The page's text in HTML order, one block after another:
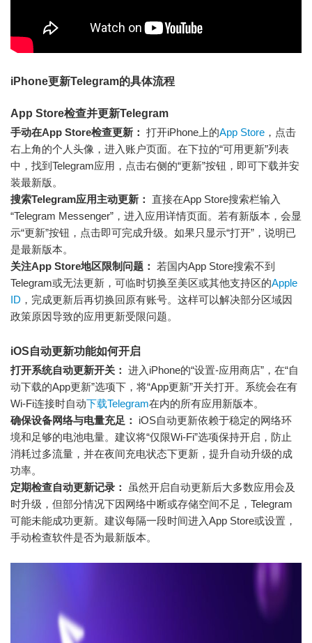
iPhone更新Telegram的具体流程
App Store检查并更新Telegram
手动在App Store检查更新： 打开iPhone上的App Store ，点击
右上角的个人头像，进入账户页面。在下拉的“可用更新”列表
中，找到Telegram应用，点击右侧的“更新”按钮，即可下载并安
装最新版。
搜索Telegram应用主动更新： 直接在App Store搜索栏输入
“Telegram Messenger”，进入应用详情页面。若有新版本，会显
示“更新”按钮，点击即可完成升级。如果只显示“打开”，说明已
是最新版本。
关注App Store地区限制问题：
若国内App Store搜索不到
Telegram或无法更新，可临时切换至美区或其他支持区的Apple
ID ，完成更新后再切换回原有账号。这样可以解决部分区域因
政策原因导致的应用更新受限问题。
iOS自动更新功能如何开启
打开系统自动更新开关： 进入iPhone的“设置-应用商店”，在“自
动下载的App更新”选项下，将“App更新”开关打开。系统会在有
Wi-Fi连接时自动下载Telegram在内的所有应用新版本。
确保设备网络与电量充足：
iOS自动更新依赖于稳定的网络环
境和足够的电池电量。建议将“仅限Wi-Fi”选项保持开启，防止
消耗过多流量，并在夜间充电状态下更新，提升自动升级的成
功率。
定期检查自动更新记录：
虽然开启自动更新后大多数应用会及
时升级，但部分情况下因网络中断或存储空间不足，Telegram
可能未能成功更新。建议每隔一段时间进入App Store或设置，
手动检查软件是否为最新版本。